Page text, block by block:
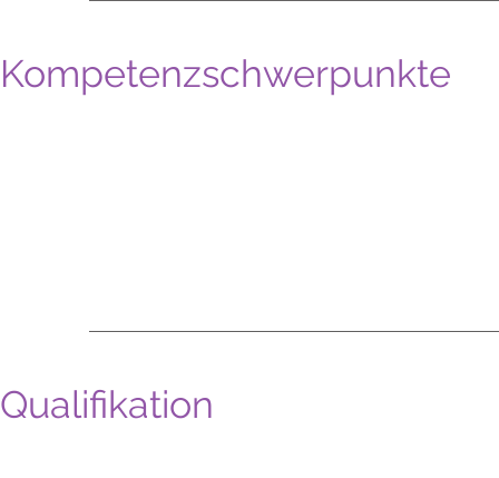
Kompetenzschwerpunkte
Qualifikation